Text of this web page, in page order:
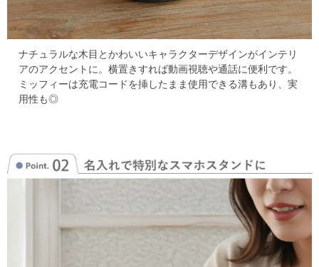
ナチュラルな木目とかわいいキャラクターデザインがインテリ
アのアクセントに。 横置きすれば動画視聴や通話に便利です。
ミッフィーは充電コードを挿したまま使用できる溝もあり、実
用性も◎